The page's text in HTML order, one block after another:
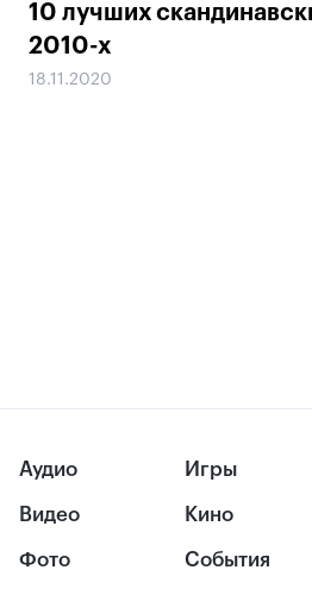
10 лучших
2010-х
18.11.2020
Аудио
Видео
Фото
Игры
Кино
События